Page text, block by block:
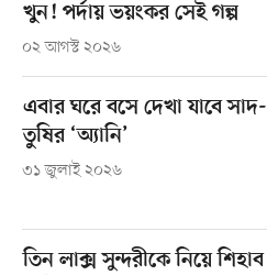
খুন! পর্দায় ভয়ংকর সেই গল্প
০২ আগস্ট ২০২৬
এবার ঘরে বসে দেখা যাবে সাদ-
তুষির ‘অ্যানি’
৩১ জুলাই ২০২৬
তিন লাক্স সুন্দরীকে নিয়ে শিহাব